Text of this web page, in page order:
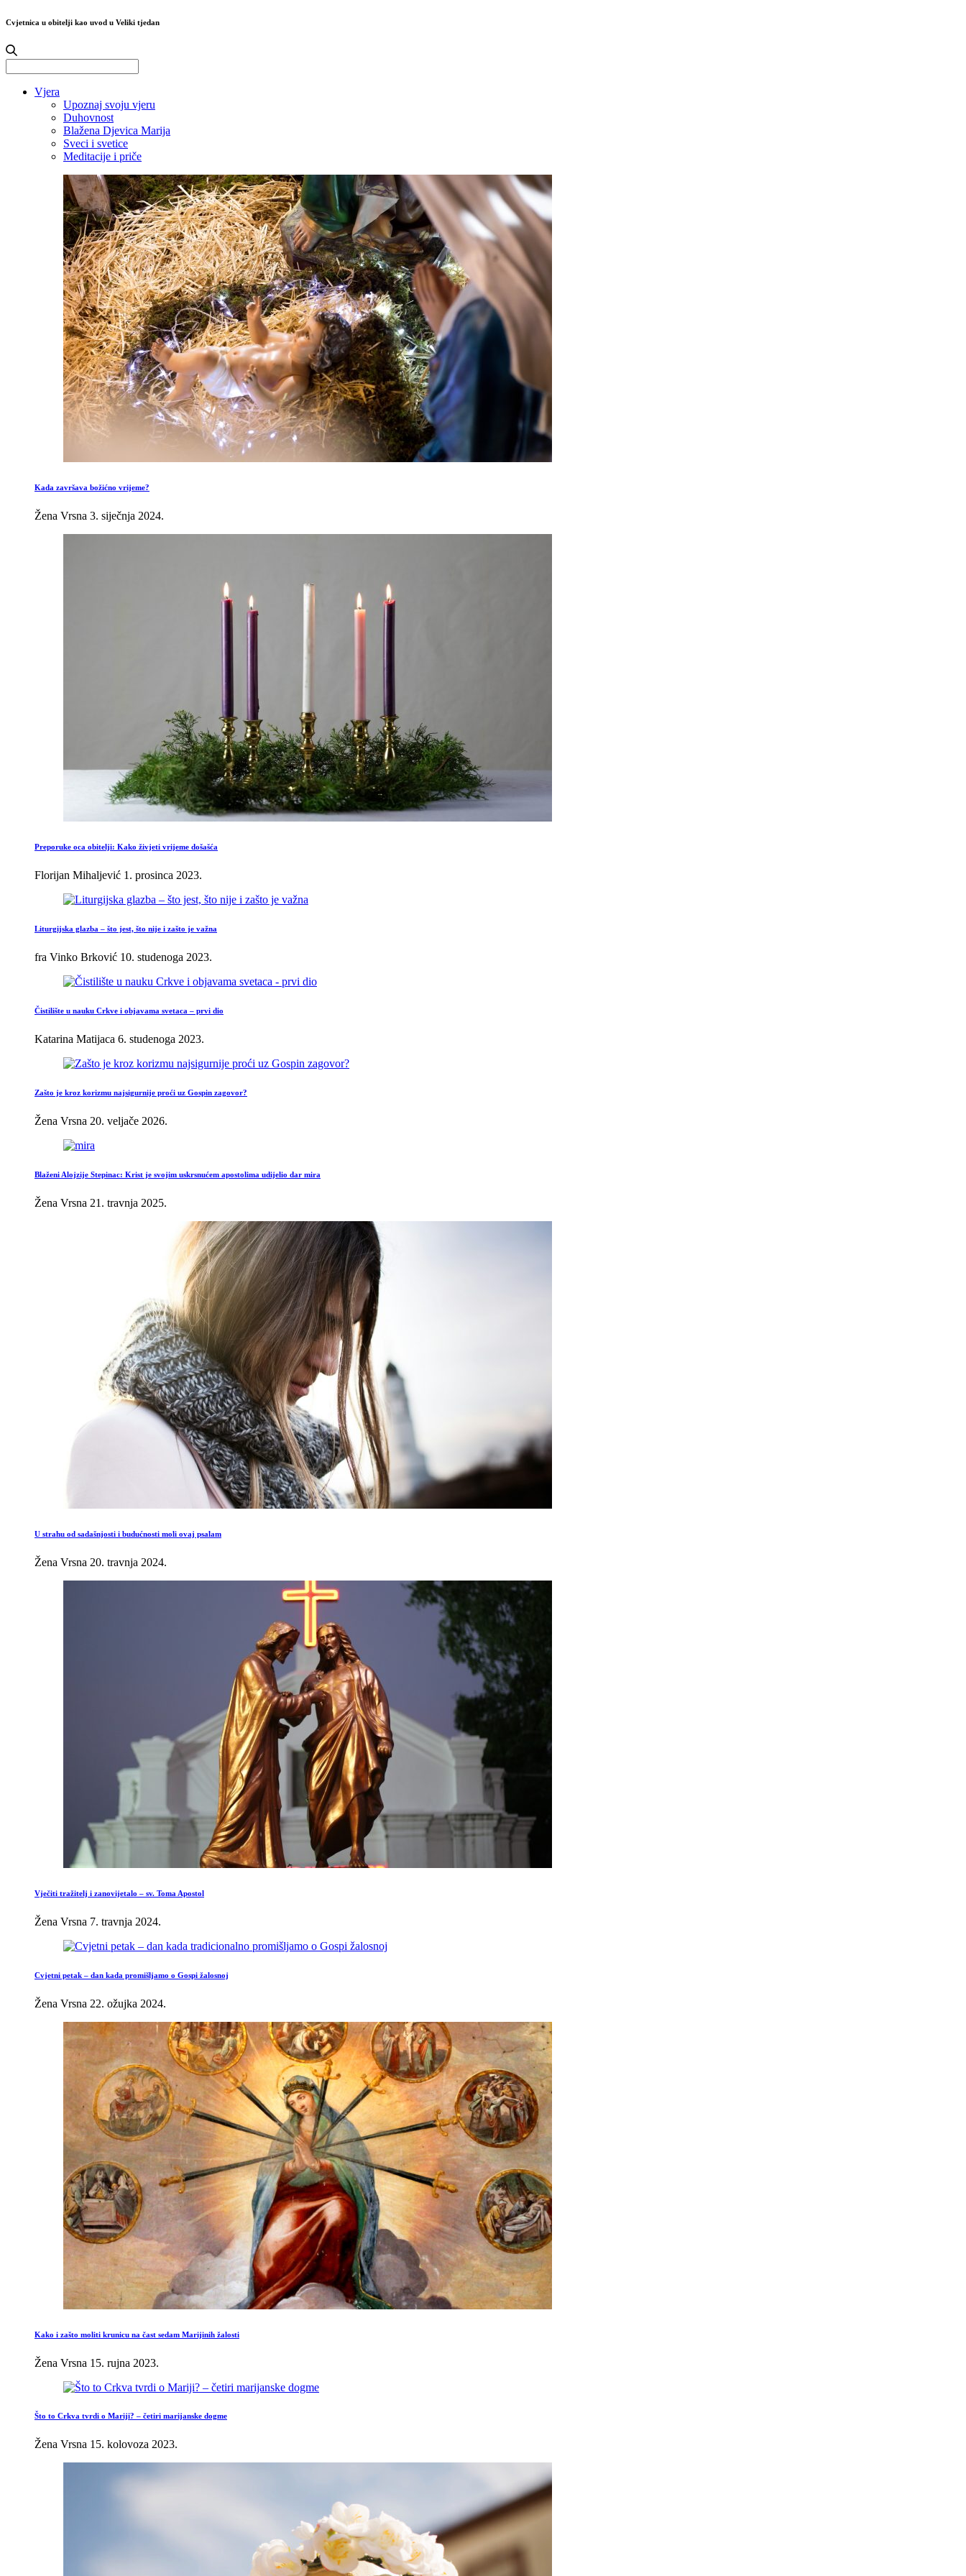
Cvjetnica u obitelji kao uvod u Veliki tjedan
for:
Vjera
Upoznaj svoju vjeru
Duhovnost
Blažena Djevica Marija
Sveci i svetice
Meditacije i priče
Kada završava božićno vrijeme?
Žena Vrsna 3. siječnja 2024.
Preporuke oca obitelji: Kako živjeti vrijeme došašća
Florijan Mihaljević 1. prosinca 2023.
Liturgijska glazba – što jest, što nije i zašto je važna
fra Vinko Brković 10. studenoga 2023.
Čistilište u nauku Crkve i objavama svetaca – prvi dio
Katarina Matijaca 6. studenoga 2023.
Zašto je kroz korizmu najsigurnije proći uz Gospin zagovor?
Žena Vrsna 20. veljače 2026.
Blaženi Alojzije Stepinac: Krist je svojim uskrsnućem apostolima udijelio dar mira
Žena Vrsna 21. travnja 2025.
U strahu od sadašnjosti i budućnosti moli ovaj psalam
Žena Vrsna 20. travnja 2024.
Vječiti tražitelj i zanovijetalo – sv. Toma Apostol
Žena Vrsna 7. travnja 2024.
Cvjetni petak – dan kada promišljamo o Gospi žalosnoj
Žena Vrsna 22. ožujka 2024.
Kako i zašto moliti krunicu na čast sedam Marijinih žalosti
Žena Vrsna 15. rujna 2023.
Što to Crkva tvrdi o Mariji? – četiri marijanske dogme
Žena Vrsna 15. kolovoza 2023.